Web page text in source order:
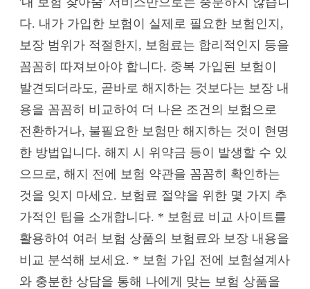
다. 내가 가입한 보험이 실제로 필요한 보험인지,
보장 범위가 적절한지, 보험료는 합리적인지 등을
꼼꼼히 따져보아야 합니다. 중복 가입된 보험이
발견되더라도, 곧바로 해지하는 것보다는 보장 내
용을 꼼꼼히 비교하여 더 나은 조건의 보험으로
전환하거나, 불필요한 보험만 해지하는 것이 현명
한 방법입니다. 해지 시 위약금 등이 발생할 수 있
으므로, 해지 전에 보험 약관을 꼼꼼히 확인하는
것을 잊지 마세요. 보험료 절약을 위한 몇 가지 추
가적인 팁을 소개합니다. * 보험료 비교 사이트를
활용하여 여러 보험 상품의 보험료와 보장 내용을
비교 분석해 보세요. * 보험 가입 전에 보험설계사
와 충분한 상담을 통해 나에게 맞는 보험 상품을